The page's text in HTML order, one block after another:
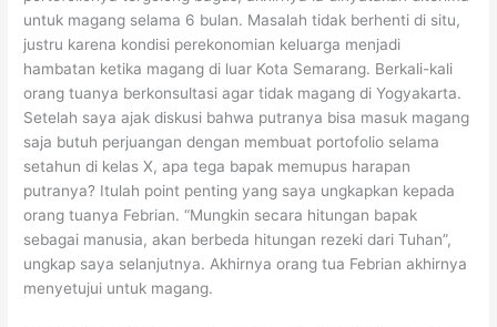
untuk magang selama 6 bulan. Masalah tidak berhenti di situ,
justru karena kondisi perekonomian keluarga menjadi
hambatan ketika magang di luar Kota Semarang. Berkali-kali
orang tuanya berkonsultasi agar tidak magang di Yogyakarta.
Setelah saya ajak diskusi bahwa putranya bisa masuk magang
saja butuh perjuangan dengan membuat portofolio selama
setahun di kelas X, apa tega bapak memupus harapan
putranya? Itulah point penting yang saya ungkapkan kepada
orang tuanya Febrian. “Mungkin secara hitungan bapak
sebagai manusia, akan berbeda hitungan rezeki dari Tuhan”,
ungkap saya selanjutnya. Akhirnya orang tua Febrian akhirnya
menyetujui untuk magang.